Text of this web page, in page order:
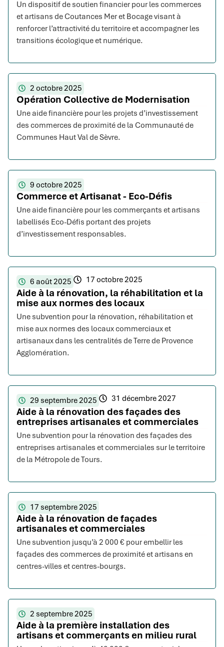
Un dispositif de soutien financier pour les commerces
et artisans de Coutances Mer et Bocage visant à
renforcer l’attractivité du territoire et accompagner les
transitions écologique et numérique.
2 octobre 2025
Opération Collective de Modernisation
Une aide financière pour les projets d’investissement
des commerces de proximité de la Communauté de
Communes Haut Val de Sèvre.
9 octobre 2025
Commerce et Artisanat - Eco-Défis
Une aide financière pour les commerçants et artisans
labellisés Eco-Défis portant des projets
d’investissement responsables.
6 août 2025 17 octobre 2025
Aide à la rénovation, la réhabilitation et la
mise aux normes des locaux
Une subvention pour la rénovation, réhabilitation et
mise aux normes des locaux commerciaux et
artisanaux dans les centralités de Terre de Provence
Agglomération.
29 septembre 2025 31 décembre 2027
Aide à la rénovation des façades des
entreprises artisanales et commerciales
Une subvention pour la rénovation des façades des
entreprises artisanales et commerciales sur le territoire
de la Métropole de Tours.
17 septembre 2025
Aide à la rénovation de façades
artisanales et commerciales
Une subvention jusqu’à 2 000 € pour embellir les
façades des commerces de proximité et artisans en
centres-villes et centres-bourgs.
2 septembre 2025
Aide à la première installation des
artisans et commerçants en milieu rural